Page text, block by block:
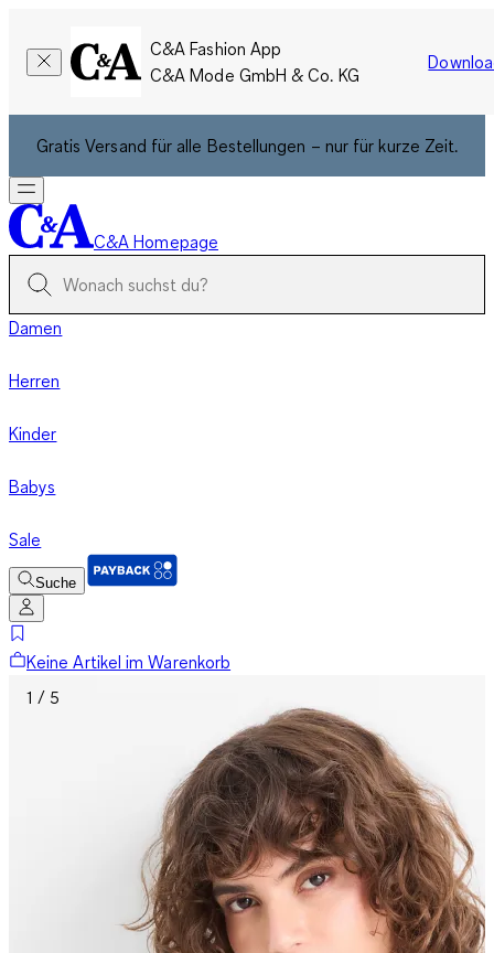
C&A Fashion App
C&A Mode GmbH & Co. KG
Gratis Versand für alle Bestellungen – nur für kurze Zeit.
C&A Homepage
Damen
Herren
Kinder
Babys
Sale
Suche
Keine Artikel im Warenkorb
1 / 5